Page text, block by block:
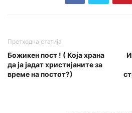
Претходна статија
Божикен пост ! ( Која храна
да ја јадат христијаните за
време на постот?)